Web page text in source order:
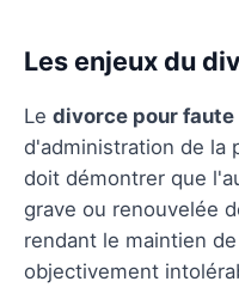
Les enjeux du
Le divorce pour faute
d'administration de la
doit démontrer que
grave ou renouvelée
rendant le maintien
objectivement